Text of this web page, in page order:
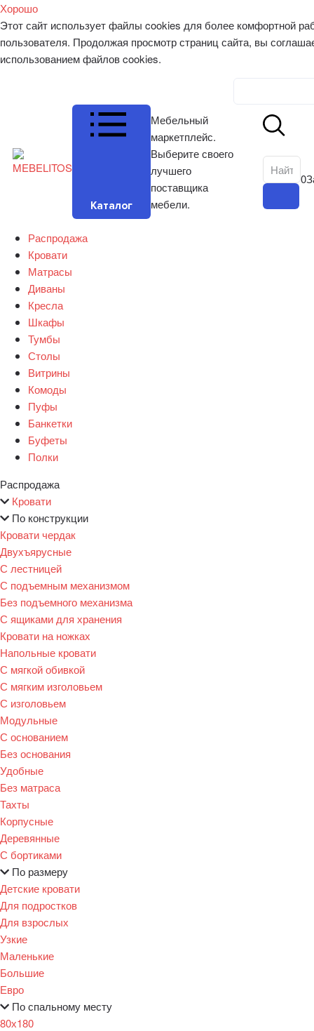
Хорошо
Этот сайт использует файлы cookies для более комфортной
пользователя. Продолжая просмотр страниц сайта, вы
использованием файлов cookies.
Каталог
Мебельный
маркетплейс.
Выберите своего
лучшего
поставщика
мебели.
0
Распродажа
Кровати
Матрасы
Диваны
Кресла
Шкафы
Тумбы
Столы
Витрины
Комоды
Пуфы
Банкетки
Буфеты
Полки
Распродажа
Кровати
По конструкции
Кровати чердак
Двухъярусные
С лестницей
С подъемным механизмом
Без подъемного механизма
С ящиками для хранения
Кровати на ножках
Напольные кровати
С мягкой обивкой
С мягким изголовьем
С изголовьем
Модульные
С основанием
Без основания
Удобные
Без матраса
Тахты
Корпусные
Деревянные
С бортиками
По размеру
Детские кровати
Для подростков
Для взрослых
Узкие
Маленькие
Большие
Евро
По спальному месту
80х180